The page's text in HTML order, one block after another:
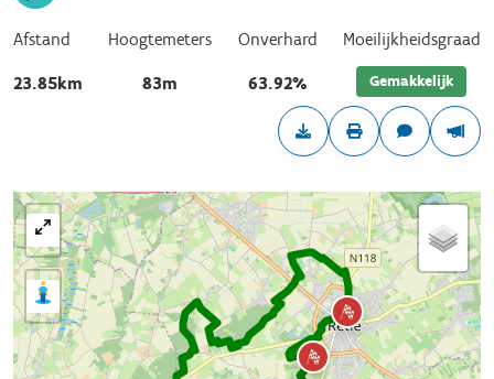
Afstand
23.85km
Hoogtemeters
83m
Onverhard
63.92%
Moeilijkheidsgraad
Gemakkelijk